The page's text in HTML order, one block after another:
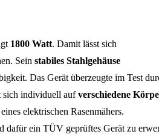
1800 Watt. Damit lässt sich
Sein stabiles Stahlgehäuse
Das Gerät überzeugte im Test
sich individuell aufverschiedene
elektrischen Rasenmähers.
dafür ein TÜV geprüftes Gerät zu